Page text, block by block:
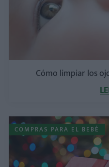
Cómo limpiar los
COMPRAS PARA EL BEBÉ